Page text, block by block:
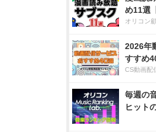
め11選
オリコン
2026年
すすめ
CS動画配
毎週の
ヒット